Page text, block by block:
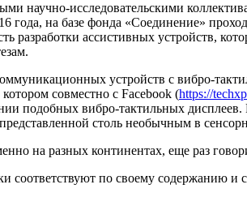
научно-исследовательскими
года, на базе фонда «Соединение»
ассистивных устройств,
устройств с вибро-
совместно с Facebook (https://
подобных вибро-тактильных
столь необычным в
на разных континентах, еще раз
соответствуют по своему содержанию